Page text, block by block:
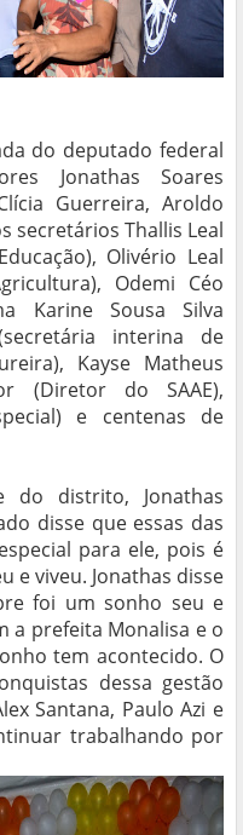
do deputado federal
Jonathas Soares
Guerreira, Aroldo
secretários Thallis Leal
Olivério Leal
Odemi Céo
Karine Sousa Silva
interina de
Kayse Matheus
(Diretor do SAAE),
e centenas de
do distrito, Jonathas
disse que essas das
para ele, pois é
e viveu. Jonathas disse
foi um sonho seu e
a prefeita Monalisa e o
tem acontecido. O
dessa gestão
Santana, Paulo Azi e
trabalhando por